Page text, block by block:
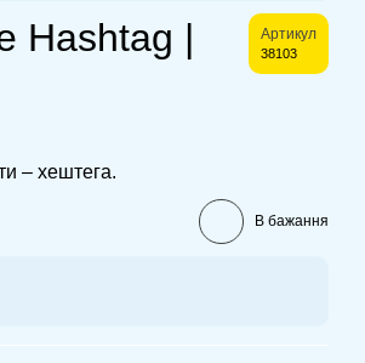
Hashtag |
Артикул
38103
– хештега.
В бажання